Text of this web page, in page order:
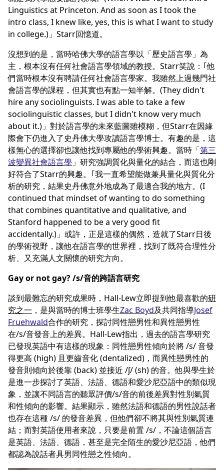
Linguistics at Princeton. And as soon as I took the
intro class, I knew like, yes, this is what I want to study
in college.)」Starr回憶道。
沒想到的是，當時哈佛大學的語言學以「歷史語言學」為
主，根本沒有任何社會語言學領域的教授。Starr笑說：｢他
們當時根本沒有聘請任何社會語言學家。我雖然上過幾門社
會語言學的課程，但其實也有點一知半解。(They didn't
hire any sociolinguists. I was able to take a few
sociolinguistic classes, but I didn't know very much
about it.)」對於語言學的未來藍圖雖模糊，但Starr在因緣
際會下仍進入了史丹佛大學攻讀語言學博士。有趣的是，這
樣無心的選擇卻也讓他找到專屬他的學術興趣。當時「第三
波變異社會語言學」研究強調質化與量化的結合，而這也剛
好符合了Starr的興趣。｢我一直希望能做兼具量化與質化分
析的研究，結果史丹佛意外地成為了最適合我的地方。(I
continued that mindset of wanting to do something
that combines quantitative and qualitative, and
Stanford happened to be a very good fit
accidentally.)」或許，正是這樣的偶然，造就了Starr日後
的學術視野，讓他在語言學的世界裡，找到了既符合理性分
析、又充滿人文關懷的研究方向。
Gay or not gay? /s/音的跨語言研究
談到最難忘的研究成果時，Hall-Lew立即提到他最喜歡的研
究之一 ，是與當時的博士班學生Zac Boyd及共同指導Josef
Fruehwald合作的研究，探討同性戀男性和異性戀男性
在/s/音發音上的差異。Hall-Lew指出，過去的語言學研究
已發現英語中有這樣的現象：同性戀男性傾向於將 /s/ 音發
得更高 (high) 且更齒音化 (dentalized)，而異性戀男性的
發音則傾向於後靠 (back) 並接近 /ʃ/ (sh) 的音。他與學生於
是進一步探討了英語、法語、德語和愛沙尼亞語中的類似現
象，並讓不同語言的聽眾評價/s/音的前後差異對性別氣質
和性傾向的影響。結果顯示，雖然法語和德語的男性說話者
也存在這種 /s/ 的發音差異，但他們卻不將其與性別氣質連
結；而對英語使用者來說，只要是前置 /s/，不論這個語言
是英語、法語、德語，甚至是完全陌生的愛沙尼亞語，他們
都認為說話者具男同性戀之性傾向。